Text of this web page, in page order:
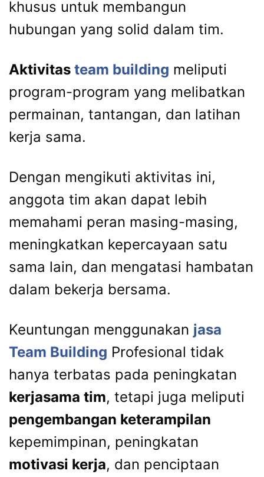
khusus untuk membangun
hubungan yang solid dalam tim.
Aktivitas team building meliputi
program-program yang melibatkan
permainan, tantangan, dan latihan
kerja sama.
Dengan mengikuti aktivitas ini,
anggota tim akan dapat lebih
memahami peran masing-masing,
meningkatkan kepercayaan satu
sama lain, dan mengatasi hambatan
dalam bekerja bersama.
Keuntungan menggunakan jasa
Team Building Profesional tidak
hanya terbatas pada peningkatan
kerjasama tim, tetapi juga meliputi
pengembangan keterampilan
kepemimpinan, peningkatan
motivasi kerja, dan penciptaan